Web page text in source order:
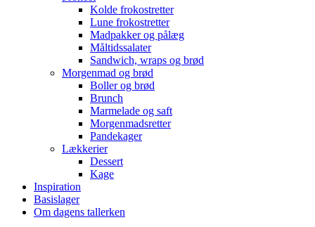
Kolde frokostretter
Lune frokostretter
Madpakker og pålæg
Måltidssalater
Sandwich, wraps og brød
Morgenmad og brød
Boller og brød
Brunch
Marmelade og saft
Morgenmadsretter
Pandekager
Lækkerier
Dessert
Kage
Inspiration
Basislager
Om dagens tallerken